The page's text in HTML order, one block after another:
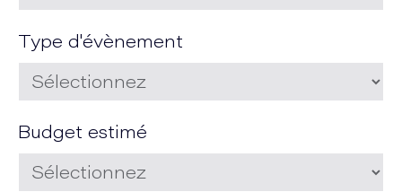
Type d'évènement
Budget estimé